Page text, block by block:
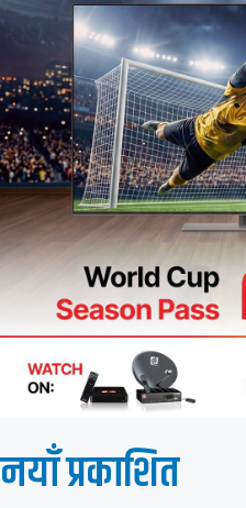
नयाँ प्रकाशित